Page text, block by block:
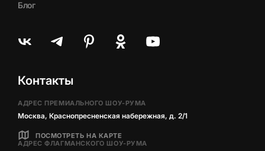
Блог
Контакты
АДРЕС ПРЕМИАЛЬНОГО ШОУ-РУМА
Москва, Краснопресненская набережная, д. 2/1
ПОСМОТРЕТЬ НА КАРТЕ
АДРЕС ФЛАГМАНСКОГО ШОУ-РУМА